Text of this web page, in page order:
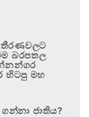
තීරණවලට
බරපතල
හිටපු මහ
ජාතිය?